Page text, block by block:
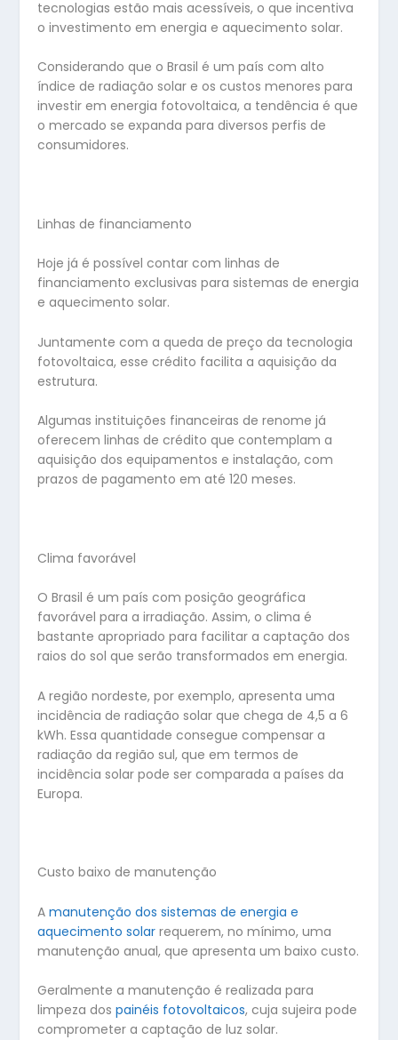
tecnologias estão mais acessíveis, o que incentiva
o investimento em energia e aquecimento solar.
Considerando que o Brasil é um país com alto
índice de radiação solar e os custos menores para
investir em energia fotovoltaica, a tendência é que
o mercado se expanda para diversos perfis de
consumidores.
Linhas de financiamento
Hoje já é possível contar com linhas de
financiamento exclusivas para sistemas de energia
e aquecimento solar.
Juntamente com a queda de preço da tecnologia
fotovoltaica, esse crédito facilita a aquisição da
estrutura.
Algumas instituições financeiras de renome já
oferecem linhas de crédito que contemplam a
aquisição dos equipamentos e instalação, com
prazos de pagamento em até 120 meses.
Clima favorável
O Brasil é um país com posição geográfica
favorável para a irradiação. Assim, o clima é
bastante apropriado para facilitar a captação dos
raios do sol que serão transformados em energia.
A região nordeste, por exemplo, apresenta uma
incidência de radiação solar que chega de 4,5 a 6
kWh. Essa quantidade consegue compensar a
radiação da região sul, que em termos de
incidência solar pode ser comparada a países da
Europa.
Custo baixo de manutenção
Amanutenção dos sistemas de energia e
aquecimento solar requerem, no mínimo, uma
manutenção anual, que apresenta um baixo custo.
Geralmente a manutenção é realizada para
limpeza dospainéis fotovoltaicos, cuja sujeira pode
comprometer a captação de luz solar.